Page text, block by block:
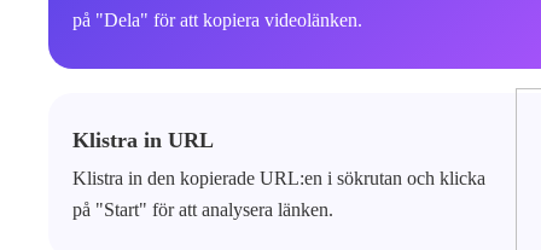
på "Dela" för att kopiera videolänken.
Klistra in URL
Klistra in den kopierade URL:en i sökrutan och klicka
på "Start" för att analysera länken.